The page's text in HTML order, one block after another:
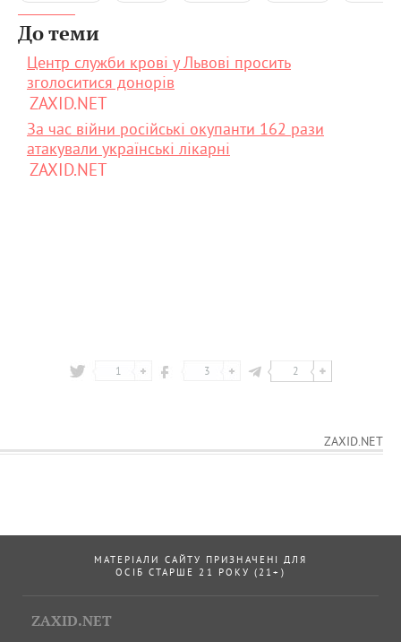
До теми
Центр служби крові у Львові просить
зголоситися донорів
ZAXID.NET
За час війни російські окупанти 162 рази
атакували українські лікарні
ZAXID.NET
1 3 2
ZAXID.NET
МАТЕРІАЛИ САЙТУ ПРИЗНАЧЕНІ ДЛЯ
ОСІБ СТАРШЕ 21 РОКУ (21+)
ZAXID.NET